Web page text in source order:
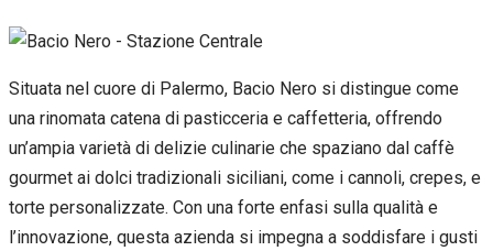
Situata nel cuore di Palermo, Bacio Nero si distingue come
una rinomata catena di pasticceria e caffetteria, offrendo
un’ampia varietà di delizie culinarie che spaziano dal caffè
gourmet ai dolci tradizionali siciliani, come i cannoli, crepes, e
torte personalizzate. Con una forte enfasi sulla qualità e
l’innovazione, questa azienda si impegna a soddisfare i gusti